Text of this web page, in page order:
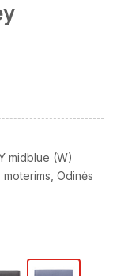
midblue (W)
moterims Odinės